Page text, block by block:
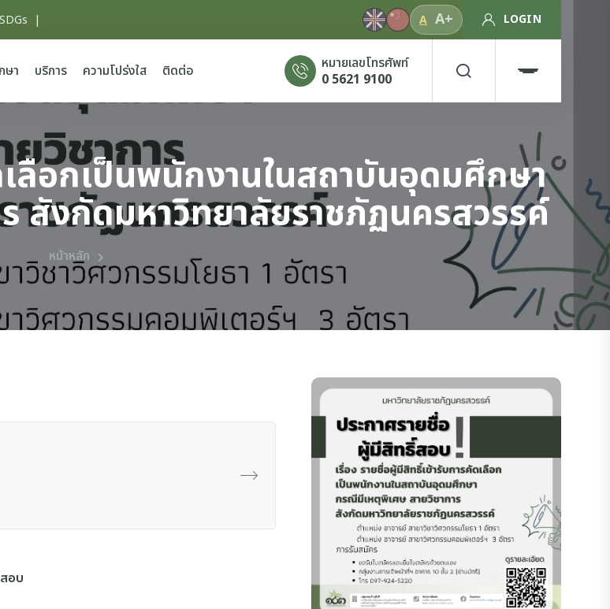
SDGs | A A+ LOGIN
ษา บริการ ความโปร่งใส ติดต่อ
หมายเลขโทรศัพท์
0 5621 9100
ลือกเป็นพนักงานในสถาบันอุดมศึกษา
สังกัดมหาวิทยาลัยราชภัฏนครสวรรค์
หน้าหลัก
อบ